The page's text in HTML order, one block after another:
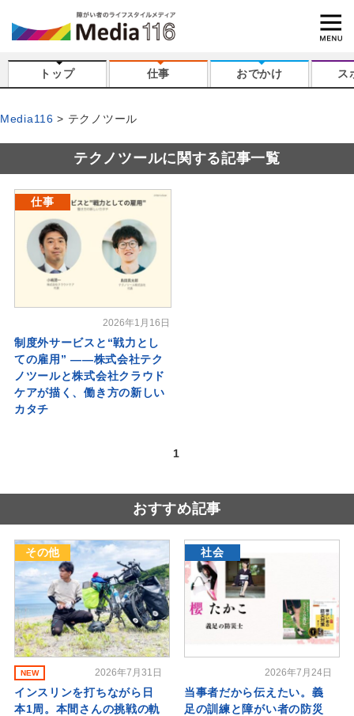
トップ 仕事 おでかけ ス
Media116 テクノツール
テクノツールに関する記事一覧
仕事
2026年1月16日
制度外サービスと“戦力とし
ての雇用” ――株式会社テク
ノツールと株式会社クラウド
ケアが描く、働き方の新しい
カタチ
1
おすすめ記事
その他
NEW 2026年7月31日
インスリンを打ちながら日
本1周。本間さんの挑戦の軌
社会
2026年7月24日
当事者だから伝えたい。義
足の訓練と障がい者の防災